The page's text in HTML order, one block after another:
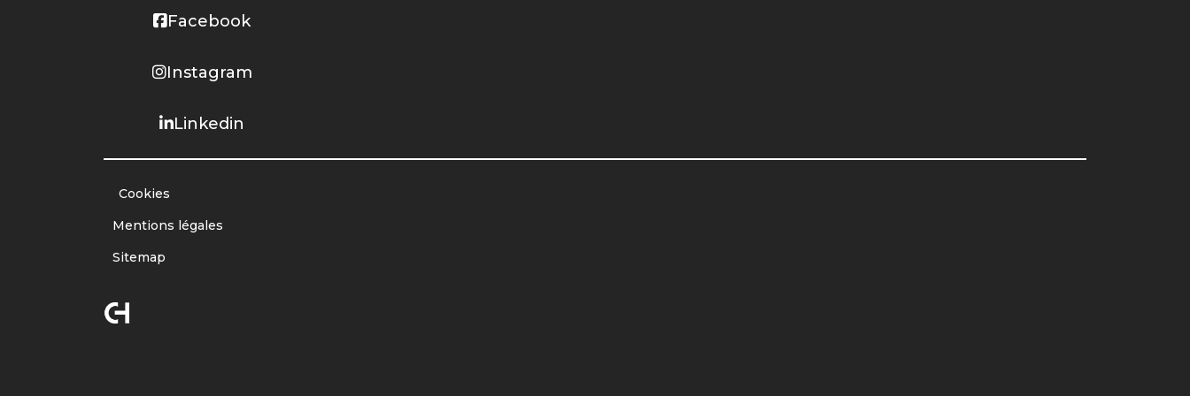
Facebook
Instagram
Linkedin
Cookies
Mentions légales
Sitemap